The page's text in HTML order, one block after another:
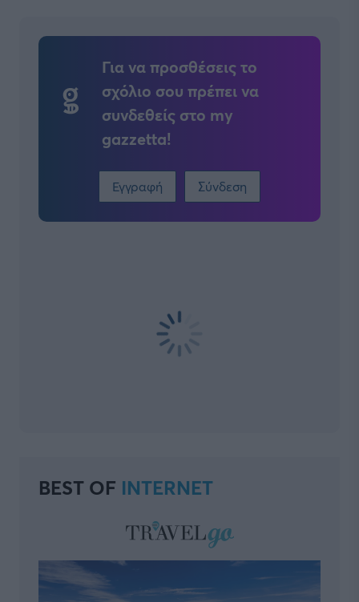
Για να προσθέσεις το
σχόλιο σου πρέπει να
συνδεθείς στο my
gazzetta!
Εγγραφή Σύνδεση
BEST OF INTERNET